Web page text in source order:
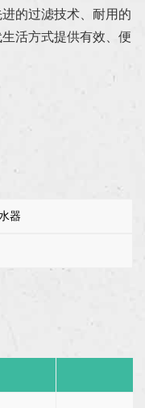
的过滤技术、耐用的
活方式提供有效、便
器